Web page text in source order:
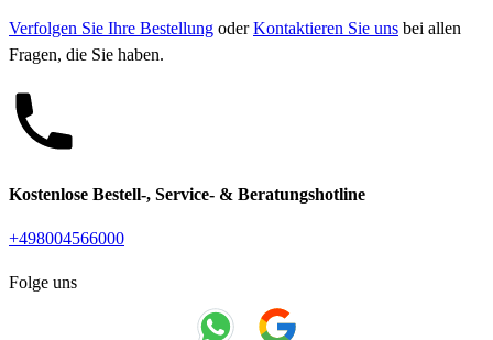
Verfolgen Sie Ihre Bestellung oderKontaktieren Sie uns bei allen
Fragen, die Sie haben.
Kostenlose Bestell-, Service- & Beratungshotline
+498004566000
Folge uns